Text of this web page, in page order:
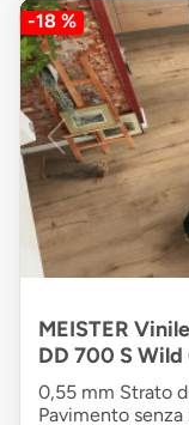
-18 %
MEISTER
DD 700 S Wild
0,55 mm Strato
Pavimento